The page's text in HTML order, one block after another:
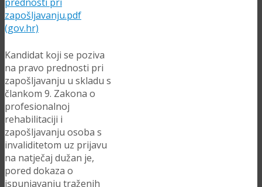
zapošljavanju.pdf
(gov.hr)
Kandidat koji se poziva
na pravo prednosti pri
zapošljavanju u skladu s
člankom 9. Zakona o
profesionalnoj
rehabilitaciji i
zapošljavanju osoba s
invaliditetom uz prijavu
na natječaj dužan je,
pored dokaza o
ispunjavanju traženih